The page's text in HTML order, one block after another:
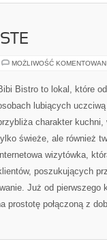
MOŻLIWOŚĆ
Bistro to lokal, które
lubiących
charakter
świeże, ale również
wizytówka,
poszukujących
Już od pierwszego
prostotę połączoną z